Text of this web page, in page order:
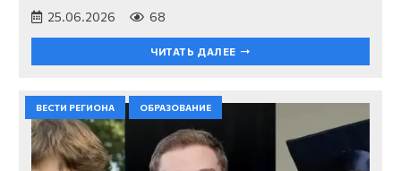
25.06.2026 68
ЧИТАТЬ ДАЛЕЕ
ВЕСТИ РЕГИОНА ОБРАЗОВАНИЕ